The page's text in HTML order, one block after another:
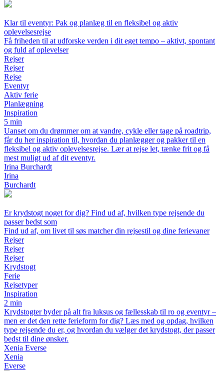
Klar til eventyr: Pak og planlæg til en fleksibel og aktiv
oplevelsesrejse
Få friheden til at udforske verden i dit eget tempo – aktivt, spontant
og fuld af oplevelser
Rejser
Rejser
Rejse
Eventyr
Aktiv ferie
Planlægning
Inspiration
5 min
Uanset om du drømmer om at vandre, cykle eller tage på roadtrip,
får du her inspiration til, hvordan du planlægger og pakker til en
fleksibel og aktiv oplevelsesrejse. Lær at rejse let, tænke frit og få
mest muligt ud af dit eventyr.
Irina Burchardt
Irina
Burchardt
Er krydstogt noget for dig? Find ud af, hvilken type rejsende du
passer bedst som
Find ud af, om livet til søs matcher din rejsestil og dine ferievaner
Rejser
Rejser
Rejser
Krydstogt
Ferie
Rejsetyper
Inspiration
2 min
Krydstogter byder på alt fra luksus og fællesskab til ro og eventyr –
men er det den rette ferieform for dig? Læs med og opdag, hvilken
type rejsende du er, og hvordan du vælger det krydstogt, der passer
bedst til dine ønsker.
Xenia Everse
Xenia
Everse